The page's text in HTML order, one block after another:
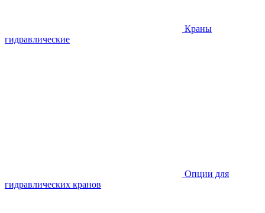
Краны
гидравлические
Опции для
гидравлических кранов